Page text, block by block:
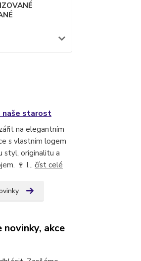
naše starost
na elegantním
s vlastním logem
styl, originalitu a
🍷 I... číst celé
akce